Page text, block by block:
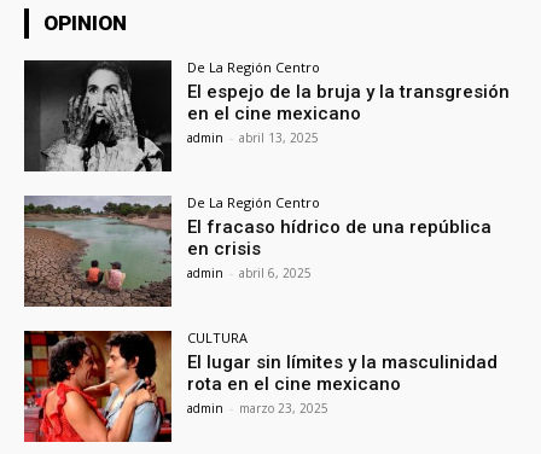
OPINION
De La Región Centro
El espejo de la bruja y la transgresión
en el cine mexicano
admin - abril 13, 2025
De La Región Centro
El fracaso hídrico de una república
en crisis
admin - abril 6, 2025
CULTURA
El lugar sin límites y la masculinidad
rota en el cine mexicano
admin - marzo 23, 2025